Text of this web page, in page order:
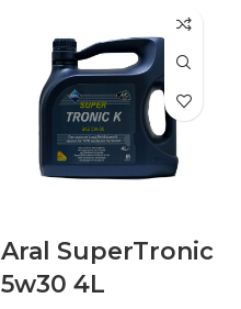
Aral SuperTronic
5w30 4L